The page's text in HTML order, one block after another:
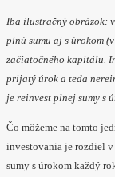
Iba ilustračný obrázok:
plnú sumu aj s úrokom
začiatočného kapitálu.
prijatý úrok a teda
je reinvest plnej sumy s
Čo môžeme na tomto
investovania je rozdiel
sumy s úrokom každý